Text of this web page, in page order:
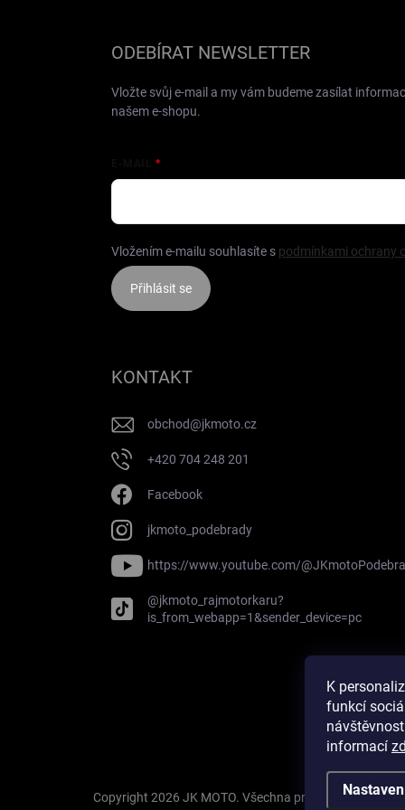
K
funkcí
informací
ODEBÍRAT NEWSLETTER
Vložte svůj e-mail a my vám budeme zasílat
našem e-shopu.
Vložením e-mailu souhlasíte s podmínkami ochrany
Přihlásit se
KONTAKT
obchod@jkmoto.cz
+420 704 248 201
Facebook
jkmoto_podebrady
https://www.youtube.com/
@jkmoto_rajmotorkaru?
is_from_webapp=1&sender_device=pc
Copyright 2026 JK MOTO. Všechna práva vyhrazena.